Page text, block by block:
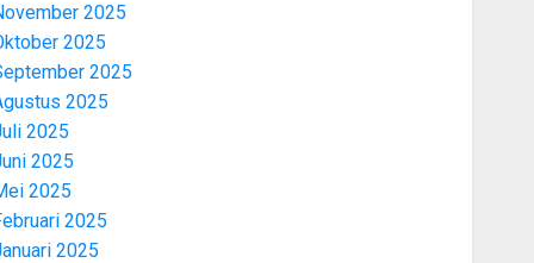
2025
2025
2025
2025
2025
2025
2025
2025
2025